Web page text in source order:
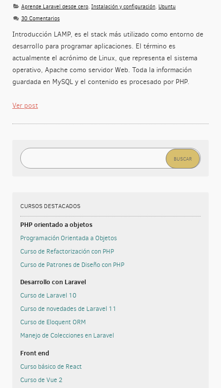
Aprende Laravel desde cero,Instalación y configuración, Ubuntu
30 Comentarios
Introducción LAMP, es el stack más utilizado como entorno de
desarrollo para programar aplicaciones. El término es
actualmente el acrónimo de Linux, que representa el sistema
operativo, Apache como servidor Web. Toda la información
guardada en MySQL y el contenido es procesado por PHP.
Ver post
Buscar:
CURSOS DESTACADOS
PHP orientado a objetos
Programación Orientada a Objetos
Curso de Refactorización con PHP
Curso de Patrones de Diseño con PHP
Desarrollo con Laravel
Curso de Laravel 10
Curso de novedades de Laravel 11
Curso de Eloquent ORM
Manejo de Colecciones en Laravel
Front end
Curso básico de React
Curso de Vue 2